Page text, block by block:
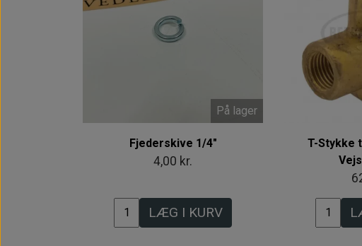
På lager
Fjederskive 1/4"
4,00 kr.
LÆG I KURV
T-Stykke